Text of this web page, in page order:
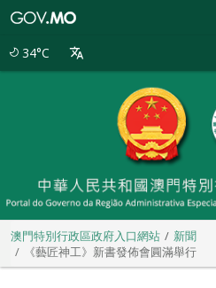
34°C
澳門特別行政區政府入口網站
新聞
《藝匠神工》新書發佈會圓滿舉行